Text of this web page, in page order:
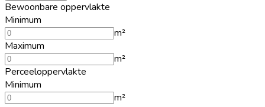
Bewoonbare oppervlakte
Minimum
m²
Maximum
m²
Perceeloppervlakte
Minimum
m²